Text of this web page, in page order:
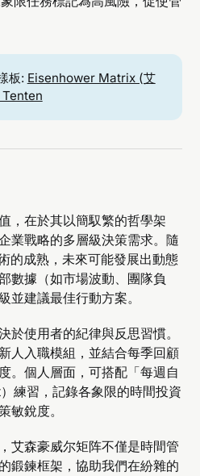
板: Eisenhower Matrix (艾
，在於其以簡馭繁的哲學架
業戰略的多層級決策需求。隨
的成熟，未來可能發展出動態
數據（如市場波動、團隊負
並建議最佳行動方案。
於使用者的紀律與反思習慣。
人入職模組，並結合每季回顧
。個人層面，可搭配「每週自
練習，記錄各象限的時間投資
敏銳度。
艾森豪威尔矩阵不僅是時間管
鍛鍊框架，協助我們在紛雜的